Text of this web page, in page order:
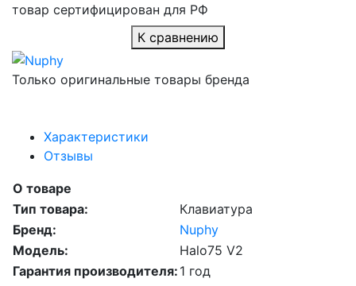
товар сертифицирован для РФ
К сравнению
Только оригинальные товары бренда
Характеристики
Отзывы
О товаре
Тип товара:
Клавиатура
Бренд:
Nuphy
Модель:
Halo75 V2
Гарантия производителя: 1 год